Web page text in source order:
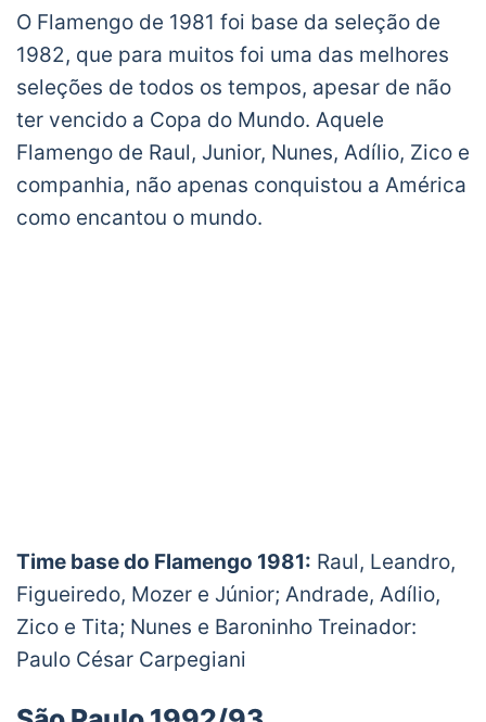
O Flamengo de 1981 foi base da seleção de
1982, que para muitos foi uma das melhores
seleções de todos os tempos, apesar de não
ter vencido a Copa do Mundo. Aquele
Flamengo de Raul, Junior, Nunes, Adílio, Zico e
companhia, não apenas conquistou a América
como encantou o mundo.
Time base do Flamengo 1981: Raul, Leandro,
Figueiredo, Mozer e Júnior; Andrade, Adílio,
Zico e Tita; Nunes e Baroninho Treinador:
Paulo César Carpegiani